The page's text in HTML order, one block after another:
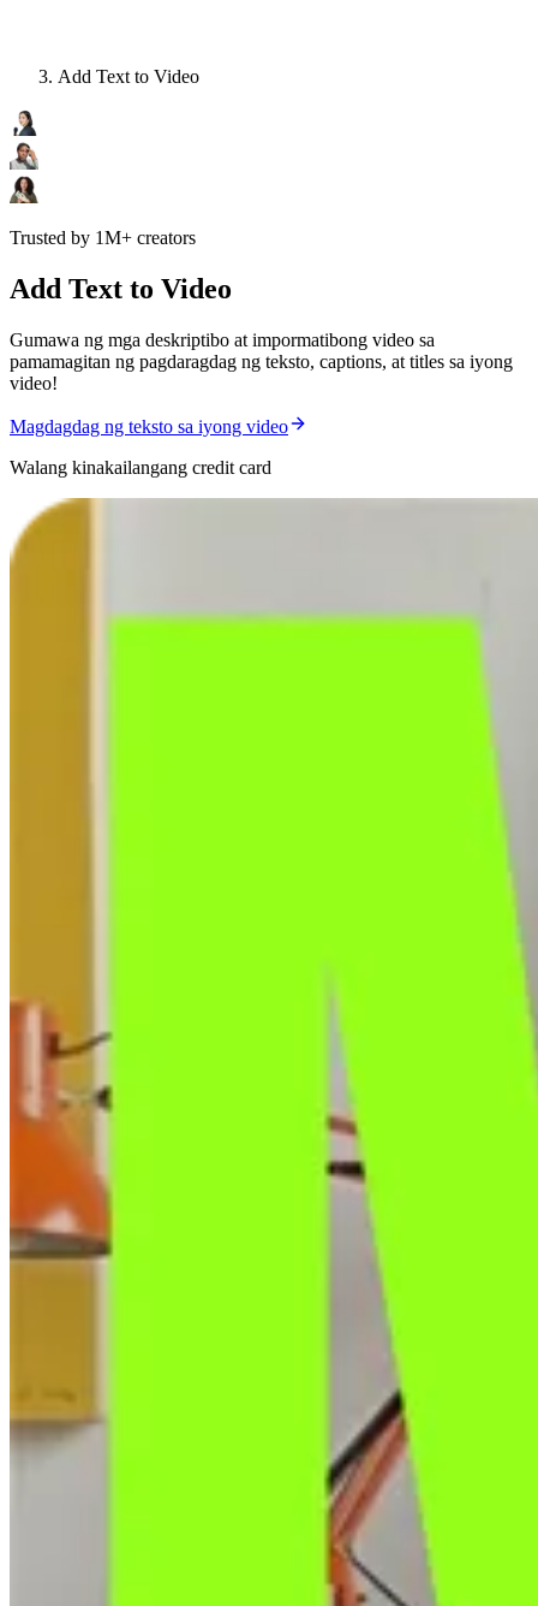
Add Text to Video
Trusted by 1M+ creators
Add Text to Video
Gumawa ng mga deskriptibo at impormatibong video sa
pamamagitan ng pagdaragdag ng teksto, captions, at titles sa iyong
video!
Magdagdag ng teksto sa iyong video
Walang kinakailangang credit card